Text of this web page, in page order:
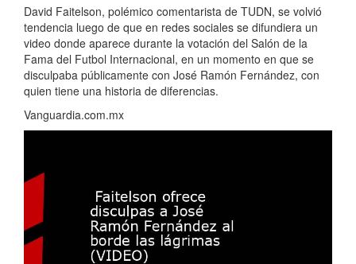
David Faitelson, polémico comentarista de TUDN, se volvió
tendencia luego de que en redes sociales se difundiera un
video donde aparece durante la votación del Salón de la
Fama del Futbol Internacional, en un momento en que se
disculpaba públicamente con José Ramón Fernández, con
quien tiene una historia de diferencias.
Vanguardia.com.mx